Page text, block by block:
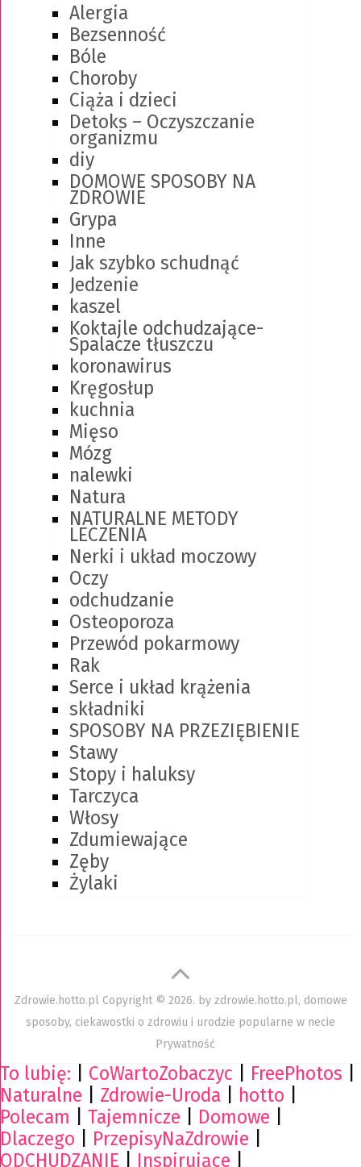
Alergia
Bezsenność
Bóle
Choroby
Ciąża i dzieci
Detoks – Oczyszczanie
organizmu
diy
DOMOWE SPOSOBY NA
ZDROWIE
Grypa
Inne
Jak szybko schudnąć
Jedzenie
kaszel
Koktajle odchudzające-
Spalacze tłuszczu
koronawirus
Kręgosłup
kuchnia
Mięso
Mózg
nalewki
Natura
NATURALNE METODY
LECZENIA
Nerki i układ moczowy
Oczy
odchudzanie
Osteoporoza
Przewód pokarmowy
Rak
Serce i układ krążenia
składniki
SPOSOBY NA PRZEZIĘBIENIE
Stawy
Stopy i haluksy
Tarczyca
Włosy
Zdumiewające
Zęby
Żylaki
Zdrowie.hotto.pl Copyright © 2026. by zdrowie.hotto.pl, domowe
sposoby, ciekawostki o zdrowiu i urodzie popularne w necie
Prywatność
To lubię: CoWartoZobaczyc FreePhotos
Naturalne
Zdrowie-Uroda hotto
Polecam
Tajemnicze Domowe
Dlaczego
PrzepisyNaZdrowie
ODCHUDZANIE
Inspirujące